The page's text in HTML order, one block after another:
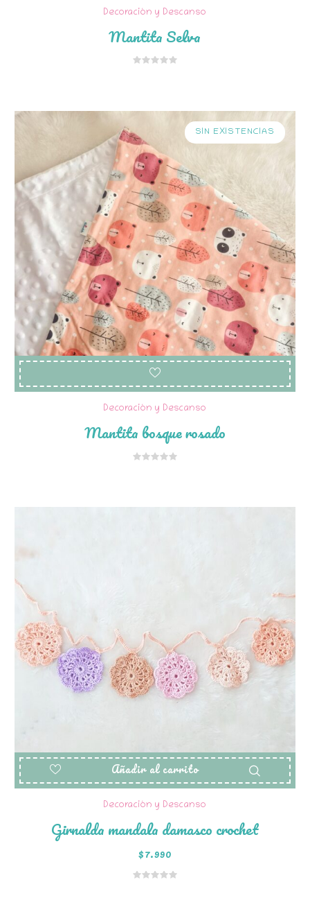
Decoración y Descanso
Mantita Selva
SIN EXISTENCIAS
Decoración y Descanso
Mantita bosque rosado
Añadir al carrito
Decoración y Descanso
Girnalda mandala damasco crochet
$7.990